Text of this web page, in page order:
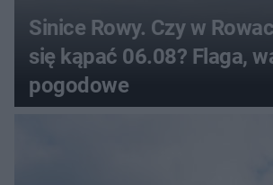
Sinice Rowy. Czy w
się kąpać 06.08? Flaga,
pogodowe